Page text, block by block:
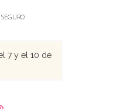
7 y el 10 de